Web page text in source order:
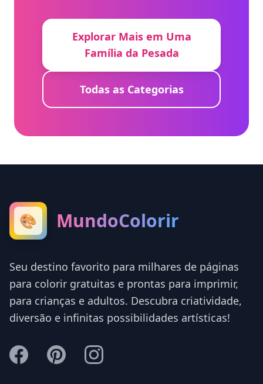
Explorar Mais em Uma
Família da Pesada
Todas as Categorias
🎨 MundoColorir
Seu destino favorito para milhares de páginas
para colorir gratuitas e prontas para imprimir,
para crianças e adultos. Descubra criatividade,
diversão e infinitas possibilidades artísticas!